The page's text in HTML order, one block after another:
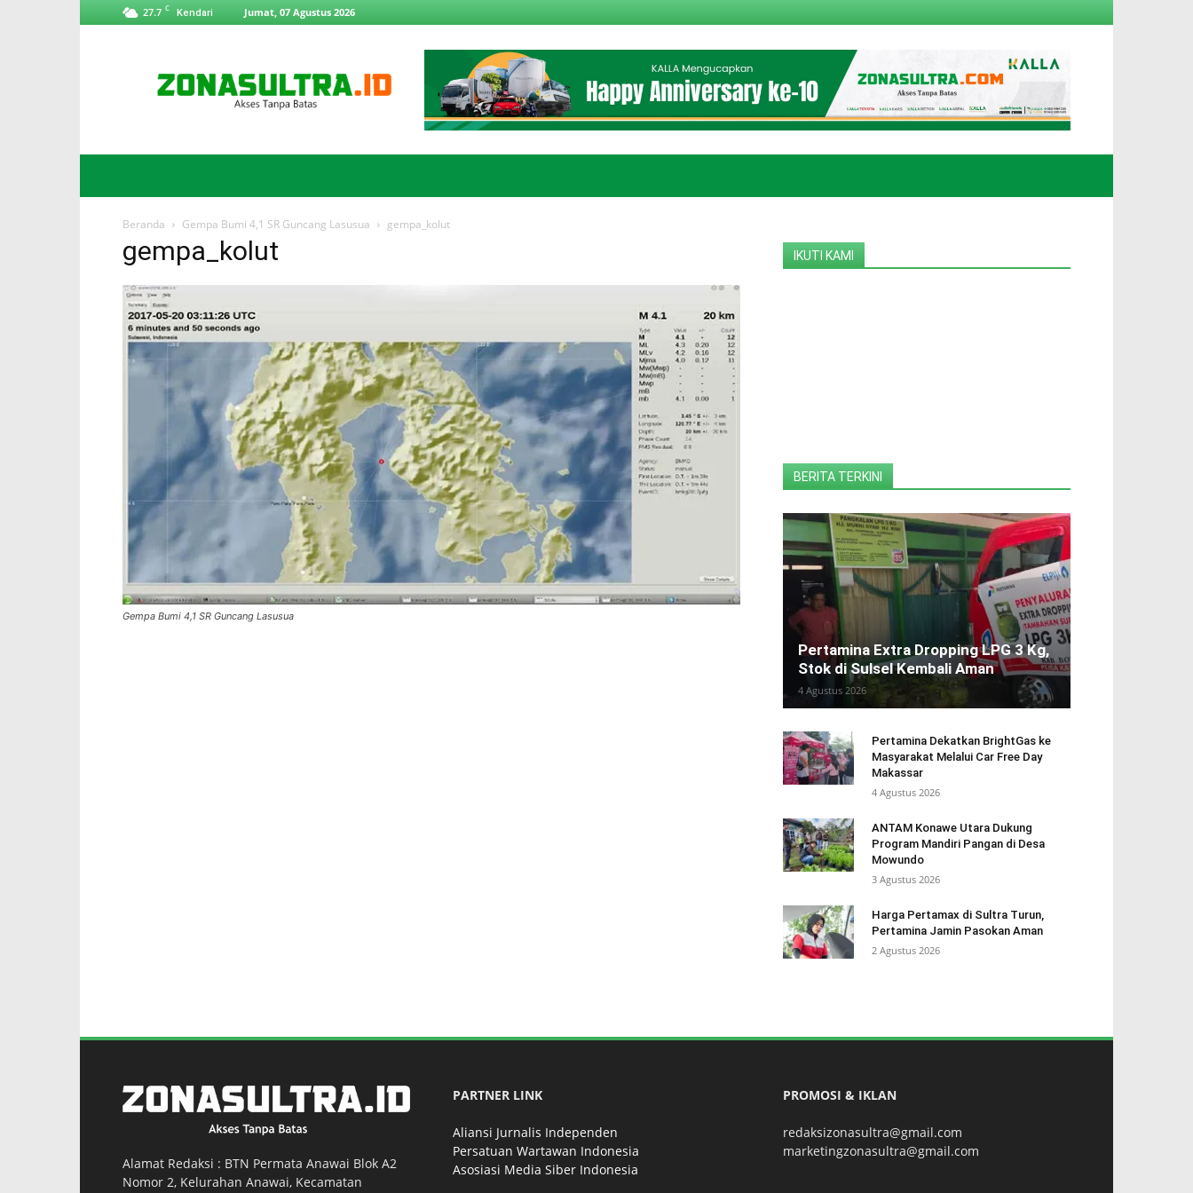
27.7 C Kendari Jumat, 07 Agustus 2026
Beranda Gempa Bumi 4,1 SR Guncang Lasusua gempa_kolut
gempa_kolut
Gempa Bumi 4,1 SR Guncang Lasusua
IKUTI KAMI
BERITA TERKINI
Pertamina Extra Dropping LPG 3 Kg,
Stok di Sulsel Kembali Aman
4 Agustus 2026
Pertamina Dekatkan BrightGas ke
Masyarakat Melalui Car Free Day
Makassar
4 Agustus 2026
ANTAM Konawe Utara Dukung
Program Mandiri Pangan di Desa
Mowundo
3 Agustus 2026
Harga Pertamax di Sultra Turun,
Pertamina Jamin Pasokan Aman
2 Agustus 2026
Alamat Redaksi : BTN Permata Anawai Blok A2
Nomor 2, Kelurahan Anawai, Kecamatan
PARTNER LINK
Aliansi Jurnalis Independen
Persatuan Wartawan Indonesia
Asosiasi Media Siber Indonesia
PROMOSI & IKLAN
redaksizonasultra@gmail.com
marketingzonasultra@gmail.com